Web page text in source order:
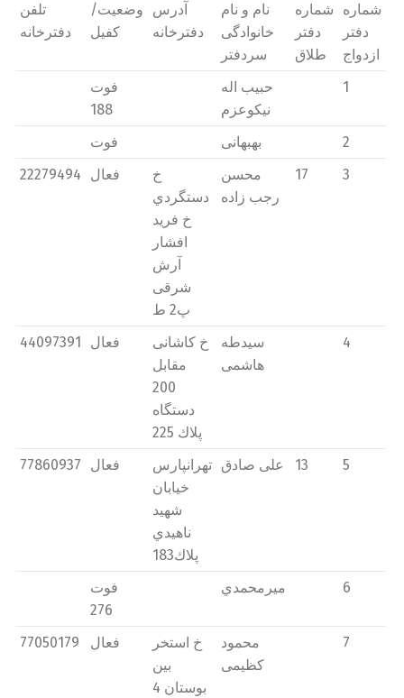
تلفن
دفترخانه
وضعیت/
کفیل
آدرس
دفترخانه
نام و نام
خانوادگی
سردفتر
شماره
دفتر
طلاق
شماره
دفتر
ازدواج
فوت
188
حبیب اله
نیکوعزم
1
فوت بهبهانی
2
22279494
فعال
خ
دستگردي
خ فريد
افشار
آرش
شرقی
پ2 ط
محسن
رجب زاده
17 3
44097391 فعال
خ كاشانی
مقابل
200
دستگاه
پلاك 225
سیدطه
هاشمی
4
77860937 فعال
تهرانپارس
خیابان
شهید
ناهیدي
پلاك183
علی صادق 13 5
فوت
276
میرمحمدي 6
77050179 فعال
خ استخر
بین
بوستان 4
محمود
كظیمی
7